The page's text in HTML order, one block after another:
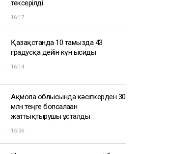
Азаптау туралы шағым түскен:
Ақтастағы психиатриялық аурухана
тексерілді
16:17